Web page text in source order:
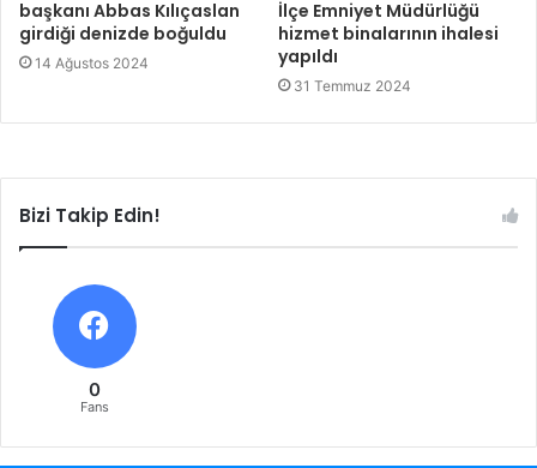
başkanı Abbas Kılıçaslan
girdiği denizde boğuldu
14 Ağustos 2024
İlçe Emniyet Müdürlüğü
hizmet binalarının ihalesi
yapıldı
31 Temmuz 2024
Bizi Takip Edin!
0
Fans